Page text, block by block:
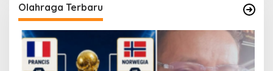
Olahraga Terbaru